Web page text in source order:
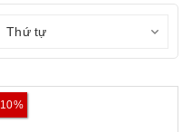
Thứ tự
10%